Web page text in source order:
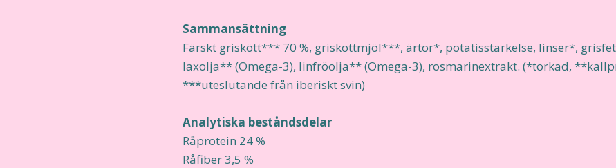
Sammansättning
Färskt griskött*** 70 %, grisköttmjöl***, ärtor*, potatisstärkelse, linser*,
laxolja** (Omega-3), linfröolja** (Omega-3), rosmarinextrakt. (*torkad,
***uteslutande från iberiskt svin)
Analytiska beståndsdelar
Råprotein 24 %
Råfiber 3,5 %